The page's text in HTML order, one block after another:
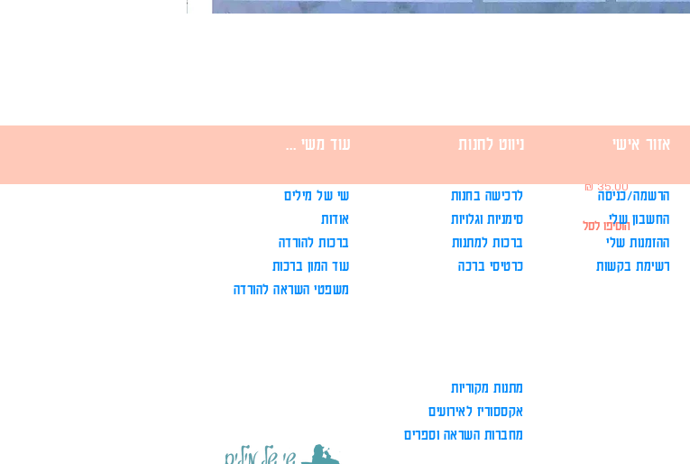
מחיר‏35.00 ‏₪
הוסיפו לסל
עוד משי ... ניווט לחנות אזור אישי
שי של מילים
אודות
ברכות להורדה
עוד המון ברכות
משפטי השראה להורדה
לרכישה בחנות
סימניות וגלויות
ברכות למתנות
כרטיסי ברכה
הרשמה/כניסה
החשבון שלי
ההזמנות שלי
רשימת בקשות
מתנות מקוריות
אקססוריז לאירועים
מחברות השראה וספרים